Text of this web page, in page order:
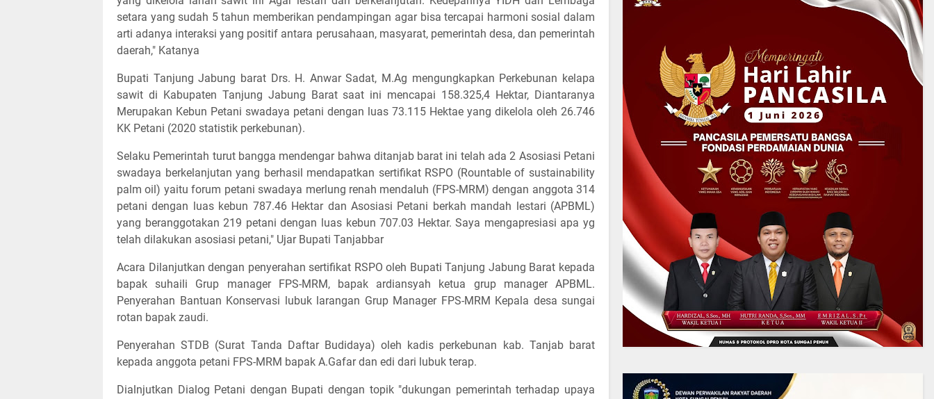
setara yang sudah 5 tahun memberikan pendampingan agar bisa tercapai harmoni sosial dalam
arti adanya interaksi yang positif antara perusahaan, masyarat, pemerintah desa, dan pemerintah
daerah," Katanya
Bupati Tanjung Jabung barat Drs. H. Anwar Sadat, M.Ag mengungkapkan Perkebunan kelapa
sawit di Kabupaten Tanjung Jabung Barat saat ini mencapai 158.325,4 Hektar, Diantaranya
Merupakan Kebun Petani swadaya petani dengan luas 73.115 Hektae yang dikelola oleh 26.746
KK Petani (2020 statistik perkebunan).
Selaku Pemerintah turut bangga mendengar bahwa ditanjab barat ini telah ada 2 Asosiasi Petani
swadaya berkelanjutan yang berhasil mendapatkan sertifikat RSPO (Rountable of sustainability
palm oil) yaitu forum petani swadaya merlung renah mendaluh (FPS-MRM) dengan anggota 314
petani dengan luas kebun 787.46 Hektar dan Asosiasi Petani berkah mandah lestari (APBML)
yang beranggotakan 219 petani dengan luas kebun 707.03 Hektar. Saya mengapresiasi apa yg
telah dilakukan asosiasi petani," Ujar Bupati Tanjabbar
Acara Dilanjutkan dengan penyerahan sertifikat RSPO oleh Bupati Tanjung Jabung Barat kepada
bapak suhaili Grup manager FPS-MRM, bapak ardiansyah ketua grup manager APBML.
Penyerahan Bantuan Konservasi lubuk larangan Grup Manager FPS-MRM Kepala desa sungai
rotan bapak zaudi.
Penyerahan STDB (Surat Tanda Daftar Budidaya) oleh kadis perkebunan kab. Tanjab barat
kepada anggota petani FPS-MRM bapak A.Gafar dan edi dari lubuk terap.
Dialnjutkan Dialog Petani dengan Bupati dengan topik "dukungan pemerintah terhadap upaya